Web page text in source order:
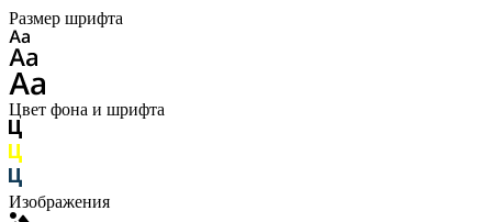
Размер шрифта
Цвет фона и шрифта
Изображения